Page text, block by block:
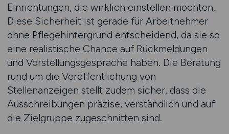
Einrichtungen, die wirklich einstellen möchten.
Diese Sicherheit ist gerade für Arbeitnehmer
ohne Pflegehintergrund entscheidend, da sie so
eine realistische Chance auf Rückmeldungen
und Vorstellungsgespräche haben. Die Beratung
rund um die Veröffentlichung von
Stellenanzeigen stellt zudem sicher, dass die
Ausschreibungen präzise, verständlich und auf
die Zielgruppe zugeschnitten sind.